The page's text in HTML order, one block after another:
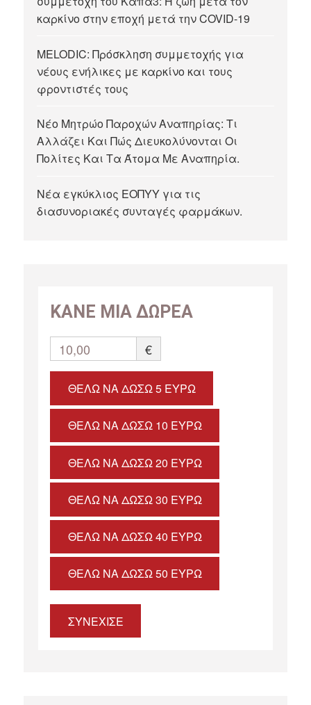
καρκίνο στην εποχή μετά την COVID-19
MELODIC: Πρόσκληση συμμετοχής για
νέους ενήλικες με καρκίνο και τους
φροντιστές τους
Νέο Μητρώο Παροχών Αναπηρίας: Τι
Αλλάζει Και Πώς Διευκολύνονται Οι
Πολίτες Και Τα Άτομα Με Αναπηρία.
Νέα εγκύκλιος ΕΟΠΥΥ για τις
διασυνοριακές συνταγές φαρμάκων.
ΚΑΝΕ ΜΙΑ ΔΩΡΕΑ
10,00 €
ΘΈΛΩ ΝΑ ΔΏΣΩ 5 ΕΥΡΏ
ΘΈΛΩ ΝΑ ΔΏΣΩ 10 ΕΥΡΏ
ΘΈΛΩ ΝΑ ΔΏΣΩ 20 ΕΥΡΏ
ΘΈΛΩ ΝΑ ΔΏΣΩ 30 ΕΥΡΏ
ΘΈΛΩ ΝΑ ΔΏΣΩ 40 ΕΥΡΏ
ΘΈΛΩ ΝΑ ΔΏΣΩ 50 ΕΥΡΏ
ΣΥΝΕΧΙΣΕ